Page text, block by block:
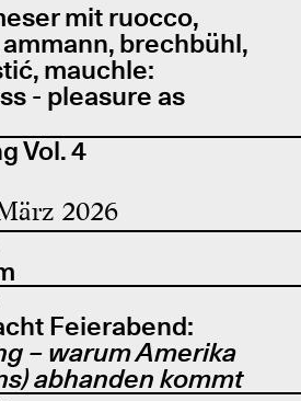
mit ruocco,
brechbühl,
mauchle:
- pleasure as
Vol. 4
2026
Feierabend:
– warum Amerika
abhanden kommt